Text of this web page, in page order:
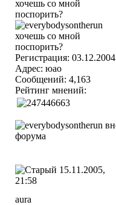
Регистрация: 03.12.2004
Адрес: юао
Сообщений: 4,163
Рейтинг мнений:
15.11.2005,
21:58
aura